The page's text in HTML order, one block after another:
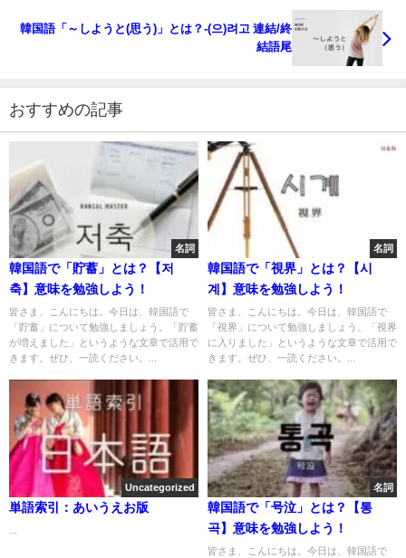
韓国語「～しようと(思う)」とは？-(으)려고 連結/終
結語尾
おすすめの記事
名詞
韓国語で「貯蓄」とは？【저
축】意味を勉強しよう！
皆さま、こんにちは。今日は、韓国語で
「貯蓄」について勉強しましょう。「貯蓄
が増えました」というような文章で活用で
きます。ぜひ、一読ください。...
名詞
韓国語で「視界」とは？【시
계】意味を勉強しよう！
皆さま、こんにちは。今日は、韓国語で
「視界」について勉強しましょう。「視界
に入りました」というような文章で活用で
きます。ぜひ、一読ください。...
Uncategorized
単語索引：あいうえお版
名詞
韓国語で「号泣」とは？【통
곡】意味を勉強しよう！
皆さま、こんにちは。今日は、韓国語で